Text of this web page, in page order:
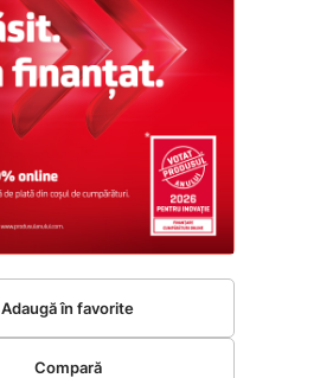
Adaugă în favorite
Compară